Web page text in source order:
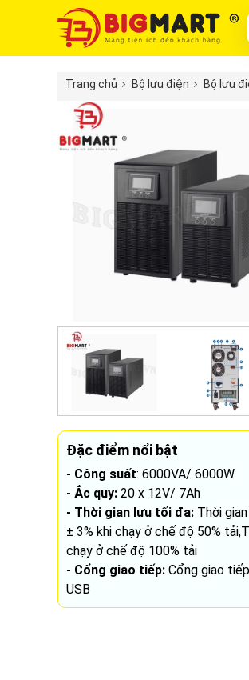
Trang chủ Bộ lưu điện Bộ lưu
Đặc điểm nổi bật
- Công suất: 6000VA/ 6000W
- Ắc quy: 20 x 12V/ 7Ah
- Thời gian lưu tối đa: Thời
± 3% khi chạy ở chế độ 50%
chạy ở chế độ 100% tải
- Cổng giao tiếp: Cổng giao
USB